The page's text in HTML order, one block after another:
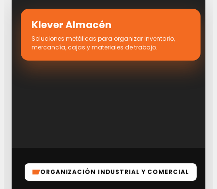
Klever Almacén
Soluciones metálicas para organizar inventario,
mercancía, cajas y materiales de trabajo.
ORGANIZACIÓN INDUSTRIAL Y COMERCIAL